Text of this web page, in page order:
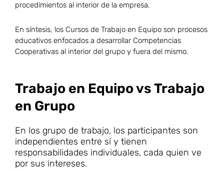
procedimientos al interior de la empresa.
En síntesis, los Cursos de Trabajo en Equipo son procesos
educativos enfocados a desarrollar Competencias
Cooperativas al interior del grupo y fuera del mismo.
Trabajo en Equipo vs Trabajo
en Grupo
En los grupo de trabajo, los participantes son
independientes entre sí y tienen
responsabilidades individuales, cada quien ve
por sus intereses.